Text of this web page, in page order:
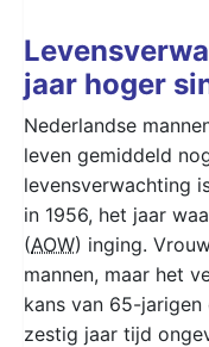
jaar hoger
Nederlandse
leven gemiddeld
levensverwachting
in 1956, het jaar
(AOW) inging.
mannen, maar het
kans van 65-
zestig jaar tijd